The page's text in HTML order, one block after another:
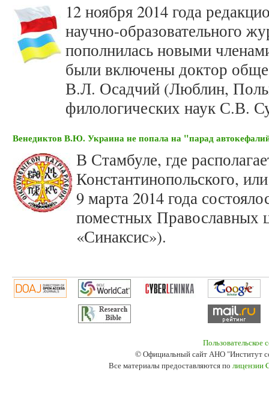
12 ноября 2014 года
научно-образовательного
пополнилась новыми
были включены доктор
В.Л. Осадчий (Люблин,
филологических наук С.В.
Венедиктов В.Ю. Украина не попала на "парад
В Стамбуле, где
Константинопольского,
9 марта 2014 года
поместных Православных
«Синаксис»).
Пользовательское
© Официальный сайт АНО "Институт
Все материалы предоставляются по лицензии